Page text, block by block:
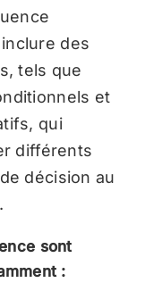
des
tels que
et
qui
différents
décision au
sont
: